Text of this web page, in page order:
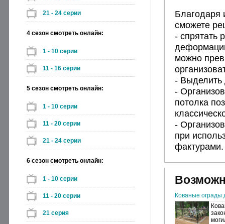
21 - 24 серии
4 сезон смотреть онлайн:
1 - 10 серии
11 - 16 серии
5 сезон смотреть онлайн:
1 - 10 серии
11 - 20 серии
21 - 24 серии
6 сезон смотреть онлайн:
1 - 10 серии
11 - 20 серии
21 серия
Благодаря
сможете
- спрятать
можно
- Выделить
-
потолка
-
при
фактурами.
Кованые ограды